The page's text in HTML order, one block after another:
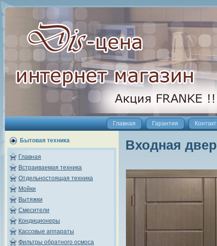
Главная Гарантия
Бытовая техника
Главная
Встраиваемая техника
Отдельностоящая техника
Мойки
Вытяжки
Смесители
Кондиционеры
Кассовые аппараты
Фильтры обратного осмоса
Входная